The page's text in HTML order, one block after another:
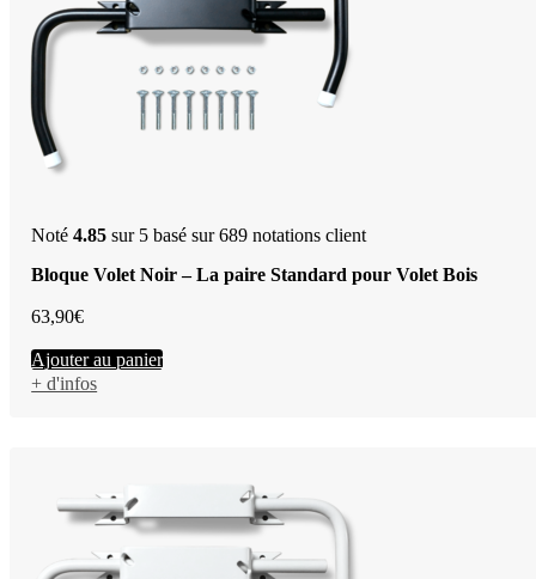
Noté4.85 sur 5 basé sur689 notations client
Bloque Volet Noir – La paire Standard pour Volet Bois
63,90€
Ajouter au panier
+ d'infos